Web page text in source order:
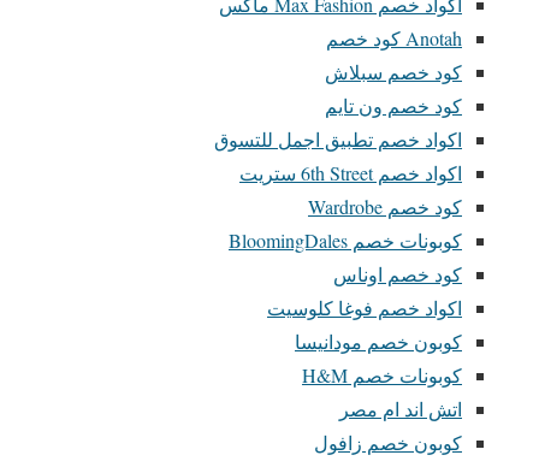
Anotah كود خصم
كود خصم سبلاش
كود خصم ون تايم
اكواد خصم تطبيق اجمل للتسوق
اكواد خصم 6th Street ستريت
كود خصم Wardrobe
كوبونات خصم BloomingDales
كود خصم اوناس
اكواد خصم فوغا كلوسيت
كوبون خصم مودانيسا
كوبونات خصم H&M
اتش اند ام مصر
كوبون خصم زافول